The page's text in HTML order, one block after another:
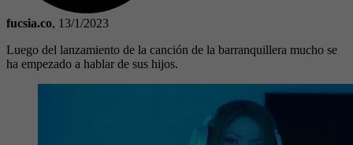
fucsia.co, 13/1/2023
Luego del lanzamiento de la canción de la barranquillera mucho se
ha empezado a hablar de sus hijos.